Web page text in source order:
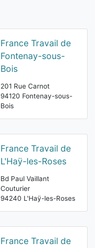
France Travail de
Fontenay-sous-
Bois
201 Rue Carnot
94120 Fontenay-sous-
Bois
France Travail de
L'Haÿ-les-Roses
Bd Paul Vaillant
Couturier
94240 L'Haÿ-les-Roses
France Travail de